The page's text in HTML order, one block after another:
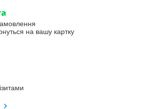
на вашу картку